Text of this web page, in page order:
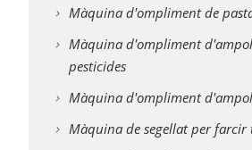
Màquina d'ompliment de
Màquina d'ompliment
pesticides
Màquina d'ompliment
Màquina de segellat per farcir